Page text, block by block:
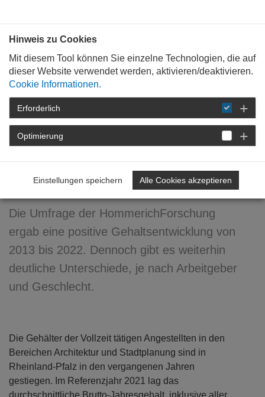
STARTSEITE
DETAIL
Vergütung von Angestellten
Die Umfrage der HommerichForschung
ergab eine positive Gehaltsentwicklung von
2013 bis 2022. Dennoch gibt es weiterhin
deutliche Unterschiede, je nach Arbeitgeber
und Geschlecht.
Die Gehälter der Vollzeit tätigen Angestellten in den
Bereichen Architektur und Stadtplanung sind in
Rheinland-Pfalz in den vergangenen Jahren
gestiegen. Im Referenzjahr 2021 lag das
durchschnittliche Brutto-Jahresgehalt, inklusive aller
Hinweis zu Cookies
Mit diesem Tool können Sie einzelne Technologien, die auf
dieser Website verwendet werden, aktivieren/deaktivieren.
Cookie Informationen.
Erforderlich
Optimierung
Einstellungen speichern Alle Cookies akzeptieren